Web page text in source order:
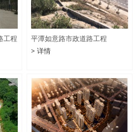
工程
平潭如意路市政道路工程
> 详情